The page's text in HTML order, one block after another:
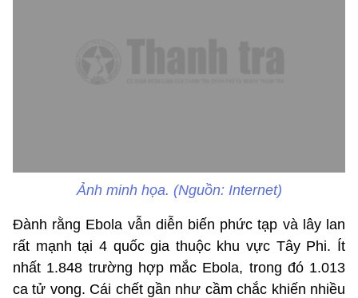
Ảnh minh họa. (Nguồn: Internet)
Đành rằng Ebola vẫn diễn biến phức tạp và lây lan
rất mạnh tại 4 quốc gia thuộc khu vực Tây Phi. Ít
nhất 1.848 trường hợp mắc Ebola, trong đó 1.013
ca tử vong. Cái chết gần như cầm chắc khiến nhiều